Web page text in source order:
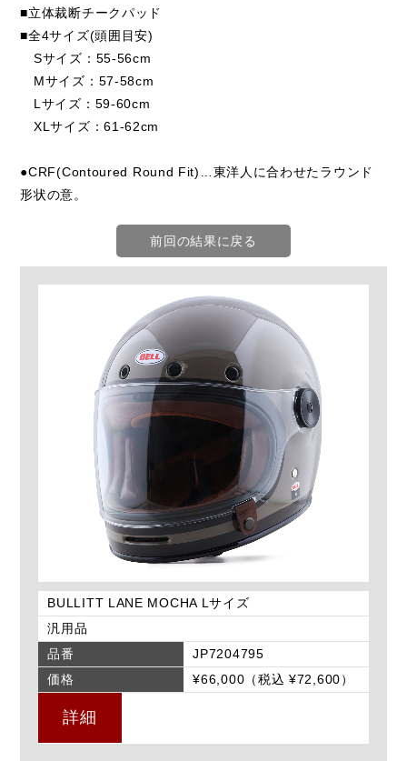
■立体裁断チークパッド
■全4サイズ(頭囲目安)
Sサイズ：55-56cm
Mサイズ：57-58cm
Lサイズ：59-60cm
XLサイズ：61-62cm
●CRF(Contoured Round Fit)…東洋人に合わせたラウンド
形状の意。
前回の結果に戻る
BULLITT LANE MOCHA Lサイズ
汎用品
品番
JP7204795
価格
¥66,000（税込 ¥72,600）
詳細